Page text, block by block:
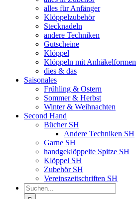
alles für Anfänger
Klöppelzubehör
Stecknadeln
andere Techniken
Gutscheine
Klöppel
Klöppeln mit Anhäkelformen
dies & das
Saisonales
Frühling & Ostern
Sommer & Herbst
Winter & Weihnachten
Second Hand
Bücher SH
Andere Techniken SH
Garne SH
handgeklöppelte Spitze SH
Klöppel SH
Zubehör SH
Vereinszeitschriften SH
Suche
nach: